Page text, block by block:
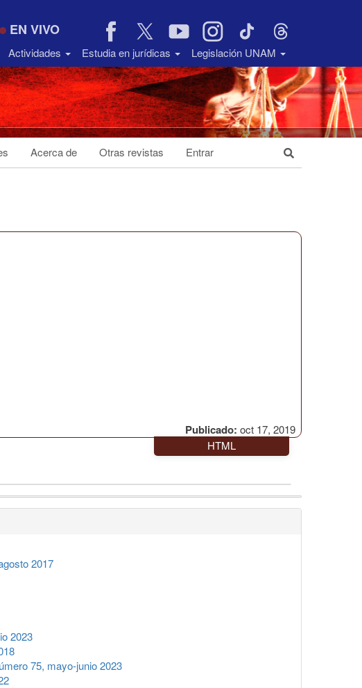
EN VIVO
Actividades Estudia en jurídicas Legislación UNAM
Acerca de Otras revistas Entrar
Publicado: oct 17, 2019
HTML
2017
2023
75, mayo-junio 2023